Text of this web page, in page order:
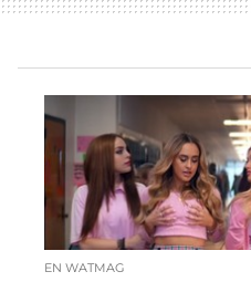
EN WATMAG